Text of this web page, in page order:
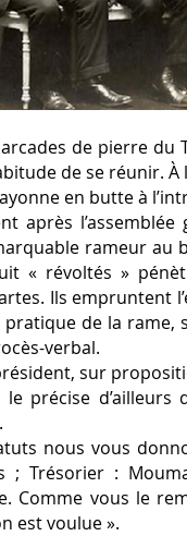
de pierre du
de se réunir.
en butte à
après
rameur au
« révoltés »
Ils empruntent
de la rame,
verbal.
sur
précise
nous vous
; Trésorier :
Comme vous le
est voulue ».